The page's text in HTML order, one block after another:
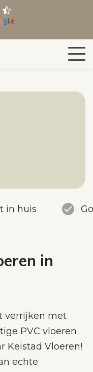
gle
in huis
in
verrijken met
PVC vloeren
Keistad Vloeren!
echte